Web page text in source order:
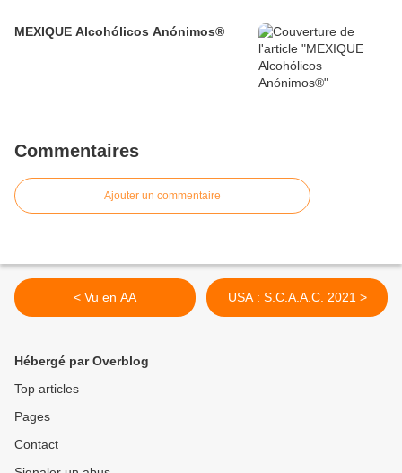
MEXIQUE Alcohólicos Anónimos®
Commentaires
Ajouter un commentaire
< Vu en AA USA : S.C.A.A.C. 2021 >
Hébergé par Overblog
Top articles
Pages
Contact